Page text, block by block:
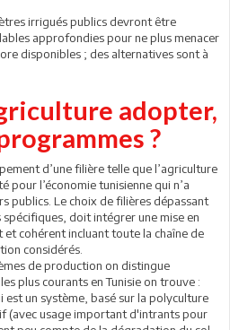
irrigués publics devront être
approfondies pour ne plus menacer
disponibles ; des alternatives sont à
adopter,
?
d’une filière telle que l’agriculture
l’économie tunisienne qui n’a
publics. Le choix de filières dépassant
doit intégrer une mise en
et cohérent incluant toute la chaîne de
considérés.
de production on distingue
plus courants en Tunisie on trouve :
un système, basé sur la polyculture
(avec usage important d'intrants pour